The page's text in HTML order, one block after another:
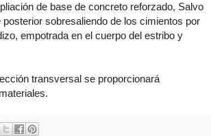
de base de concreto reforzado, Salvo
sobresaliendo de los cimientos por
empotrada en el cuerpo del estribo y
transversal se proporcionará